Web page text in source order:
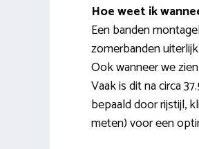
Hoe weet ik
Een banden
zomerbanden
Ook wanneer we
Vaak is dit na circa
bepaald door rijstijl,
meten) voor een